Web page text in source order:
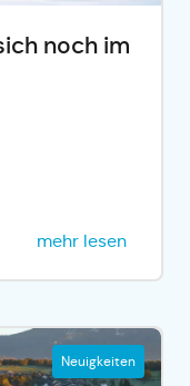
noch im
mehr lesen
Neuigkeiten